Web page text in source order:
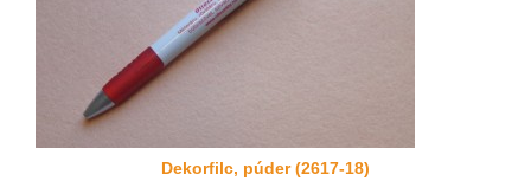
Dekorfilc, púder (2617-18)